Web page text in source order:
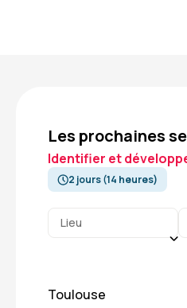
Les prochaines
Identifier et
2 jours (14 heures)
Lieu
Toulouse